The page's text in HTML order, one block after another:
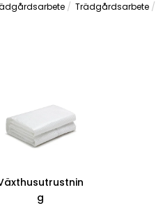
Trädgårdsarbete
g